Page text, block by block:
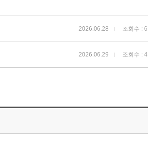
2026.06.28 조회수 : 6
2026.06.29 조회수 : 4